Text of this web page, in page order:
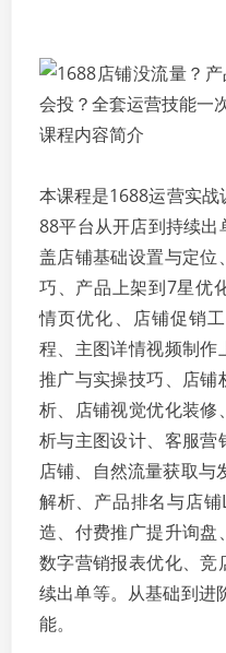
课程内容简介
本课程是1688运营实
88平台从开店到持续
盖店铺基础设置与定位
巧、产品上架到7星优
情页优化、店铺促销
程、主图详情视频制作
推广与实操技巧、店铺
析、店铺视觉优化装修
析与主图设计、客服营
店铺、自然流量获取与
解析、产品排名与店
造、付费推广提升询盘
数字营销报表优化、竞
续出单等。从基础到进
能。